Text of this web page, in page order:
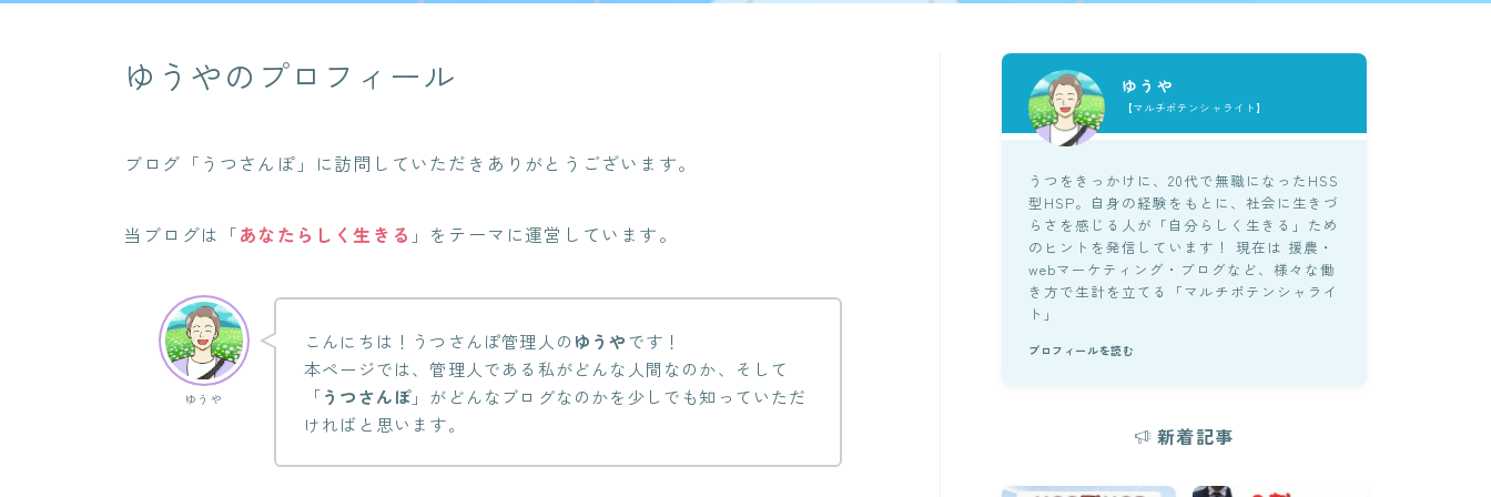
ゆうやのプロフィール
ブログ「うつさんぽ」に訪問していただきありがとうございます。
当ブログは「あなたらしく生きる 」をテーマに運営しています。
ゆうや
こんにちは！うつさんぽ管理人の ゆうやです！
本ページでは、管理人である私がどんな人間なのか、そして
「うつさんぽ」がどんなブログなのかを少しでも知っていただ
ければと思います。
ゆうや
【マルチポテンシャライト】
うつをきっかけに、20代で無職になったHSS
型HSP。自身の経験をもとに、社会に生きづ
らさを感じる人が「自分らしく生きる」ため
のヒントを発信しています！ 現在は 援農・
webマーケティング・ブログなど、様々な働
き方で生計を立てる「マルチポテンシャライ
ト」
プロフィールを読む
新着記事